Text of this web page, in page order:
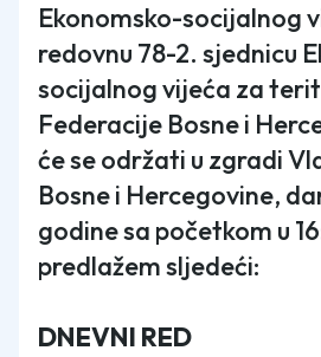
Ekonomsko-socijalnog
redovnu 78-2. sjednicu
socijalnog vijeća za
Federacije Bosne i
će se održati u zgradi
Bosne i Hercegovine,
godine sa početkom u
predlažem sljedeći:
DNEVNI RED